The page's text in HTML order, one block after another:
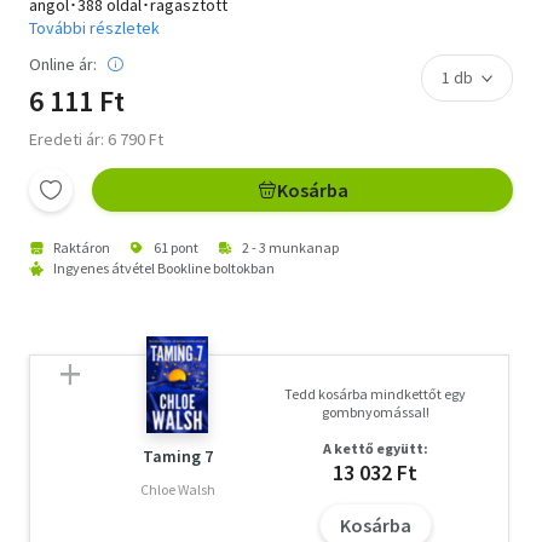
angol･388 oldal･ragasztott
További részletek
Online ár:
6 111 Ft
Eredeti ár: 6 790 Ft
Kosárba
Raktáron 61 pont
2 - 3 munkanap
Ingyenes átvétel Bookline boltokban
Taming 7
Chloe Walsh
Tedd kosárba mindkettőt egy
gombnyomással!
A kettő együtt:
13 032 Ft
Kosárba